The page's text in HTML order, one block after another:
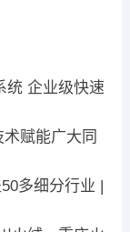
统 企业级快速
赋能广大同
多细分行业 |